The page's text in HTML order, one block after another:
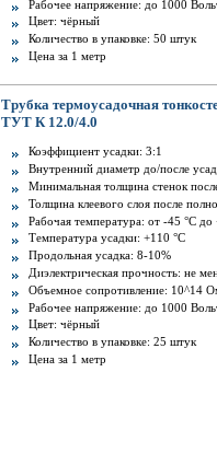
Рабочее напряжение: до 1000
Цвет: чёрный
Количество в упаковке: 50 штук
Цена за 1 метр
Трубка термоусадочная
ТУТ К 12.0/4.0
Коэффициент усадки: 3:1
Внутренний диаметр до/после
Минимальная толщина стенок
Толщина клеевого слоя после
Рабочая температура: от -45 °C до
Температура усадки: +110 °С
Продольная усадка: 8-10%
Диэлектрическая прочность: не
Объемное сопротивление: 10^14
Рабочее напряжение: до 1000
Цвет: чёрный
Количество в упаковке: 25 штук
Цена за 1 метр